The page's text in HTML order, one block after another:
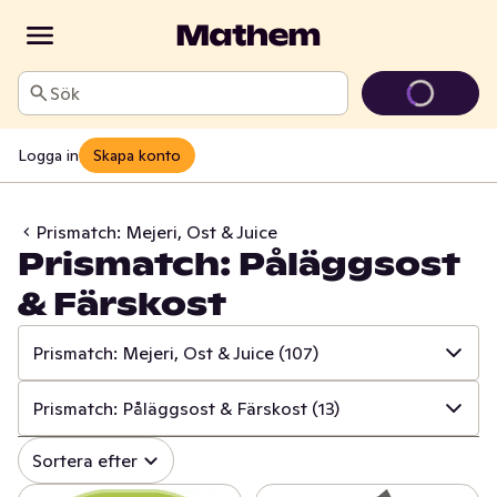
Sök
Logga in Skapa konto
Prismatch: Mejeri, Ost & Juice
Prismatch: Påläggsost
& Färskost
Prismatch: Mejeri, Ost & Juice (107)
✓ Alla (534)
✓ Prismatch: Frukt & Grönt
Prismatch: Påläggsost & Färskost (13)
✓ Alla (107)
Sortera efter